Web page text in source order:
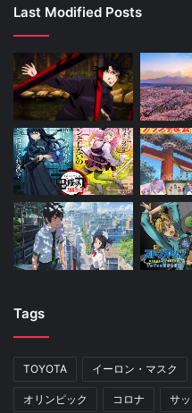
Last Modified Posts
Tags
TOYOTA イーロン・マスク
オリンピック コロナ サ